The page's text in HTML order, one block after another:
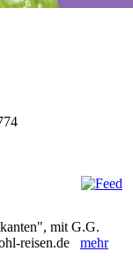
mit G.G.
reisen.de mehr